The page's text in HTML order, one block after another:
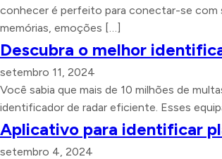
conhecer é perfeito para conectar-se com
memórias, emoções […]
Descubra o melhor
setembro 11, 2024
Você sabia que mais de 10 milhões de
identificador de radar eficiente. Esses
Aplicativo para identificar
setembro 4, 2024